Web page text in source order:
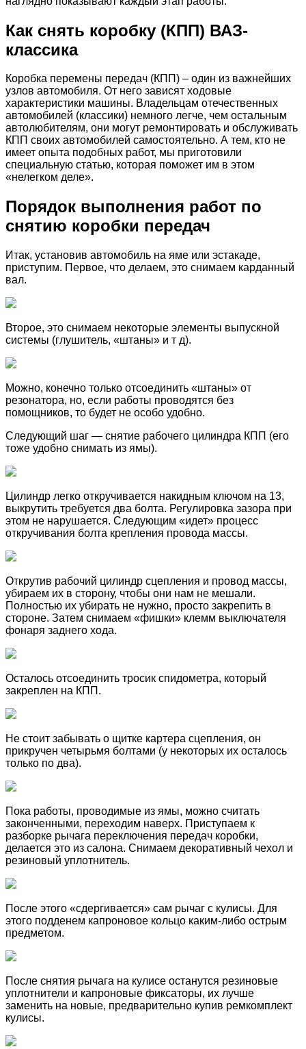
Как снять коробку (КПП) ВАЗ-
классика
Коробка перемены передач (КПП) – один из важнейших
узлов автомобиля. От него зависят ходовые
характеристики машины. Владельцам отечественных
автомобилей (классики) немного легче, чем остальным
автолюбителям, они могут ремонтировать и обслуживать
КПП своих автомобилей самостоятельно. А тем, кто не
имеет опыта подобных работ, мы приготовили
специальную статью, которая поможет им в этом
«нелегком деле».
Порядок выполнения работ по
снятию коробки передач
Итак, установив автомобиль на яме или эстакаде,
приступим. Первое, что делаем, это снимаем карданный
вал.
Второе, это снимаем некоторые элементы выпускной
системы (глушитель, «штаны» и т д).
Можно, конечно только отсоединить «штаны» от
резонатора, но, если работы проводятся без
помощников, то будет не особо удобно.
Следующий шаг — снятие рабочего цилиндра КПП (его
тоже удобно снимать из ямы).
Цилиндр легко откручивается накидным ключом на 13,
выкрутить требуется два болта. Регулировка зазора при
этом не нарушается. Следующим «идет» процесс
откручивания болта крепления провода массы.
Открутив рабочий цилиндр сцепления и провод массы,
убираем их в сторону, чтобы они нам не мешали.
Полностью их убирать не нужно, просто закрепить в
стороне. Затем снимаем «фишки» клемм выключателя
фонаря заднего хода.
Осталось отсоединить тросик спидометра, который
закреплен на КПП.
Не стоит забывать о щитке картера сцепления, он
прикручен четырьмя болтами (у некоторых их осталось
только по два).
Пока работы, проводимые из ямы, можно считать
законченными, переходим наверх. Приступаем к
разборке рычага переключения передач коробки,
делается это из салона. Снимаем декоративный чехол и
резиновый уплотнитель.
После этого «сдергивается» сам рычаг с кулисы. Для
этого подденем капроновое кольцо каким-либо острым
предметом.
После снятия рычага на кулисе останутся резиновые
уплотнители и капроновые фиксаторы, их лучше
заменить на новые, предварительно купив ремкомплект
кулисы.